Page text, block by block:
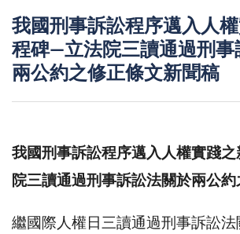
我國刑事訴訟程序邁入人
程碑—立法院三讀通過刑事
兩公約之修正條文新聞稿
我國刑事訴訟程序邁入人權實踐
院三讀通過刑事訴訟法關於兩公
繼國際人權日三讀通過刑事訴訟